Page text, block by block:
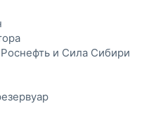
и Сила Сибири